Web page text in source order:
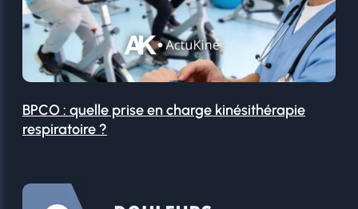
BPCO : quelle prise en charge kinésithérapie
respiratoire ?